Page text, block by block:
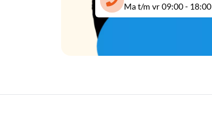
Ma t/m vr 09:00 - 18:00